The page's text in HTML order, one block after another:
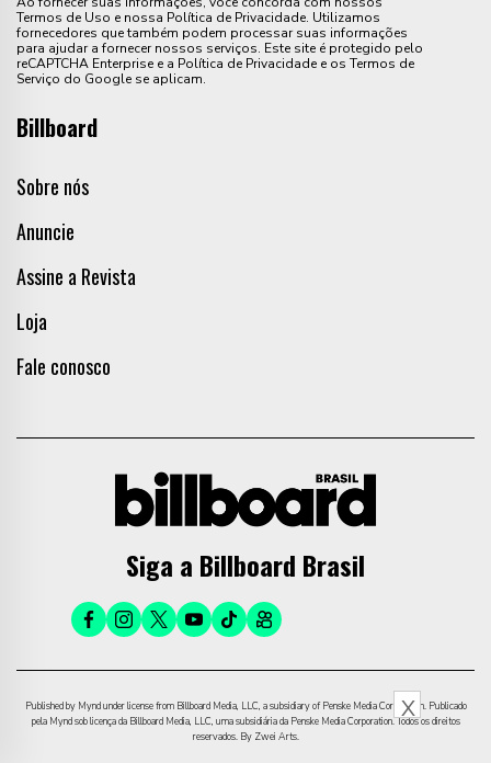
Termos de Uso e nossa Política de Privacidade. Utilizamos
fornecedores que também podem processar suas informações
para ajudar a fornecer nossos serviços. Este site é protegido pelo
reCAPTCHA Enterprise e a Política de Privacidade e os Termos de
Serviço do Google se aplicam.
Billboard
Sobre nós
Anuncie
Assine a Revista
Loja
Fale conosco
Siga a Billboard Brasil
Published by Mynd under license from Billboard Media, LLC, a subsidiary of Penske Media Corporation. Publicado
pela Mynd sob licença da Billboard Media, LLC, uma subsidiária da Penske Media Corporation. Todos os direitos
reservados. By Zwei Arts.
X